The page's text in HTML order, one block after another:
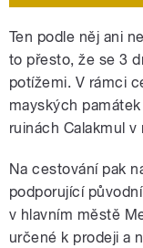
Ten podle něj ani
to přesto, že se 3
potížemi. V rámci
mayských
ruinách Calakmul
Na cestování pak
podporující
v hlavním městě
určené k prodeji a